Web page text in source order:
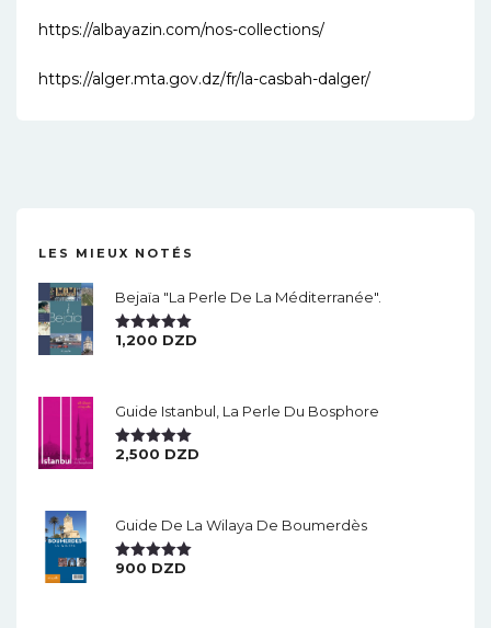
https://albayazin.com/nos-collections/
https://alger.mta.gov.dz/fr/la-casbah-dalger/
LES MIEUX NOTÉS
Bejaïa "la Perle De La Méditerranée".
Note5.00
1,200 DZD
Guide Istanbul, La Perle Du Bosphore
Note5.00
2,500 DZD
Guide De La Wilaya De Boumerdès
Note
5.00
900 DZD